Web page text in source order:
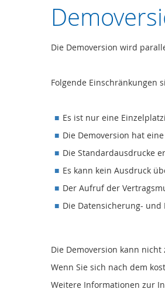
Die Demoversion wird
Folgende Einschränkungen
Es ist nur eine
Die Demoversion hat
Die Standardausdrucke
Es kann kein Ausdruck
Der Aufruf der
Die Datensicherung-
Die Demoversion kann
Wenn Sie sich nach dem
Weitere Informationen zur